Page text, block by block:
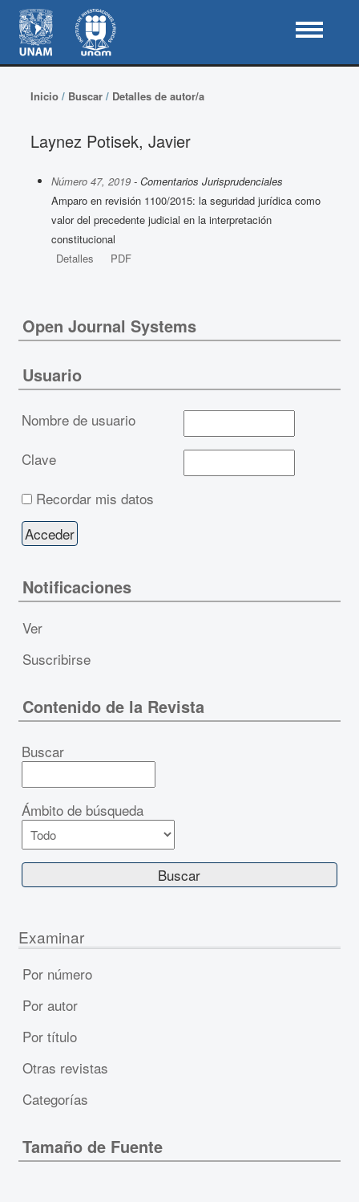
Inicio/ Buscar/ Detalles de autor/a
Laynez Potisek, Javier
Número 47, 2019- Comentarios Jurisprudenciales
Amparo en revisión 1100/2015: la seguridad jurídica como
valor del precedente judicial en la interpretación
constitucional
Detalles
PDF
Open Journal Systems
Usuario
Nombre de usuario
Clave
Recordar mis datos
Notificaciones
Ver
Suscribirse
Contenido de la Revista
Buscar
Ámbito de búsqueda
Examinar
Por número
Por autor
Por título
Otras revistas
Categorías
Tamaño de Fuente